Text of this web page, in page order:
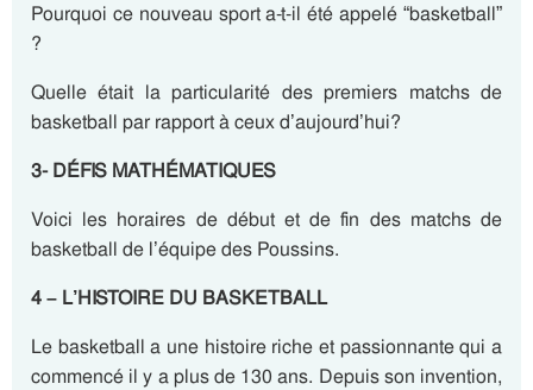
Pourquoi ce nouveau sport a-t-il été appelé “basketball”
?
Quelle était la particularité des premiers matchs de
basketball par rapport à ceux d’aujourd’hui?
3- DÉFIS MATHÉMATIQUES
Voici les horaires de début et de fin des matchs de
basketball de l’équipe des Poussins.
4 – L’HISTOIRE DU BASKETBALL
Le basketball a une histoire riche et passionnante qui a
commencé il y a plus de 130 ans. Depuis son invention,